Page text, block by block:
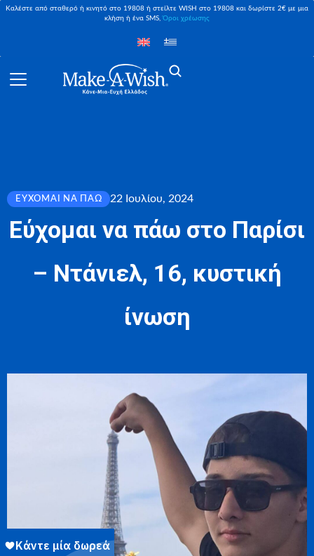
Καλέστε από σταθερό ή κινητό στο 19808 ή στείλτε WISH στο 19808 και δωρίστε 2€ με μια
κλήση ή ένα SMS,Όροι χρέωσης
ΕΎΧΟΜΑΙ ΝΑ ΠΆΩ 22 Ιουλίου, 2024
Εύχομαι να πάω στο Παρίσι
– Ντάνιελ, 16, κυστική
ίνωση